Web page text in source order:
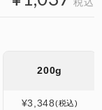
200g
¥3,348 税込